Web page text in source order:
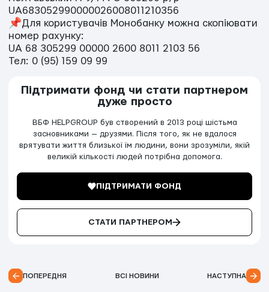
UA683052990000026008011210356
📌Для користувачів Монобанку можна скопіювати
номер рахунку:
UA 68 305299 00000 2600 8011 2103 56
Тел: 0 (95) 159 09 99
Підтримати фонд чи стати партнером
дуже просто
ВБФ HELPGROUP був створений в 2013 році шістьма
засновниками — друзями. Після того, як не вдалося
врятувати життя близької їм людини, вони зрозуміли, якій
великій кількості людей потрібна допомога.
ПІДТРИМАТИ ФОНД
СТАТИ ПАРТНЕРОМ
ПОПЕРЕДНЯ ВСІ НОВИНИ НАСТУПНА